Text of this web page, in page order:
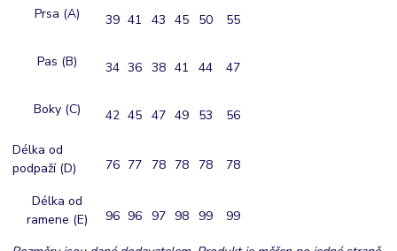
Prsa (A)
39 41 43 45 50 55
Pas (B) 34 36 38 41 44 47
Boky (C) 42 45 47 49 53 56
Délka od
podpaží (D)
76 77 78 78 78 78
Délka od
ramene (E)
96 96 97 98 99 99